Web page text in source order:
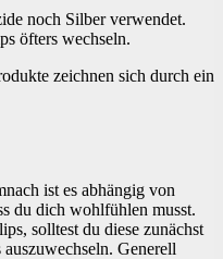
noch Silber verwendet.
öfters wechseln.
zeichnen sich durch ein
ist es abhängig von
du dich wohlfühlen musst.
solltest du diese zunächst
Generell